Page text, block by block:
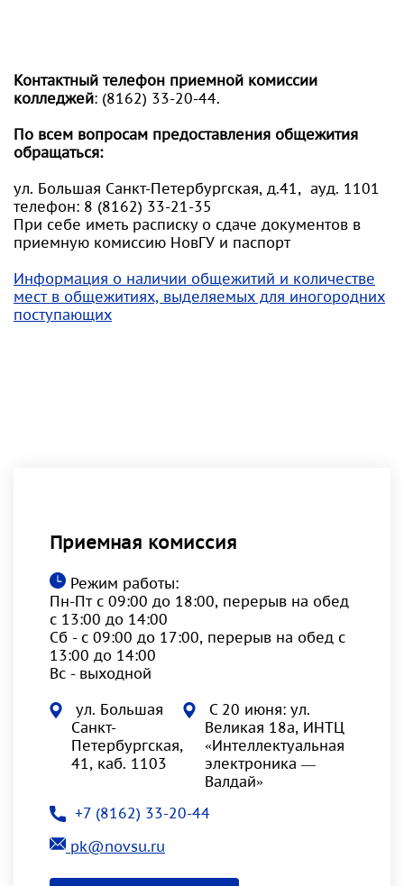
Контактный телефон приемной комиссии
колледжей: (8162) 33-20-44.
По всем вопросам предоставления общежития
обращаться:
ул. Большая Санкт-Петербургская, д.41, ауд. 1101
телефон: 8 (8162) 33-21-35
При себе иметь расписку о сдаче документов в
приемную комиссию НовГУ и паспорт
Информация о наличии общежитий и количестве
мест в общежитиях, выделяемых для иногородних
поступающих
Приемная комиссия
Режим работы:
Пн-Пт с 09:00 до 18:00, перерыв на обед
с 13:00 до 14:00
Сб - с 09:00 до 17:00, перерыв на обед с
13:00 до 14:00
Вс - выходной
ул. Большая
Санкт-
Петербургская,
41, каб. 1103
С 20 июня: ул.
Великая 18а, ИНТЦ
«Интеллектуальная
электроника —
Валдай»
+7 (8162) 33-20-44
pk@novsu.ru